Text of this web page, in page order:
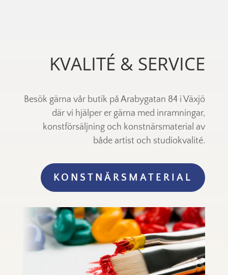
KVALITÉ & SERVICE
Besök gärna vår butik på Arabygatan 84 i Växjö
där vi hjälper er gärna med inramningar,
konstförsäljning och konstnärsmaterial av
både artist och studiokvalité.
KONSTNÄRSMATERIAL